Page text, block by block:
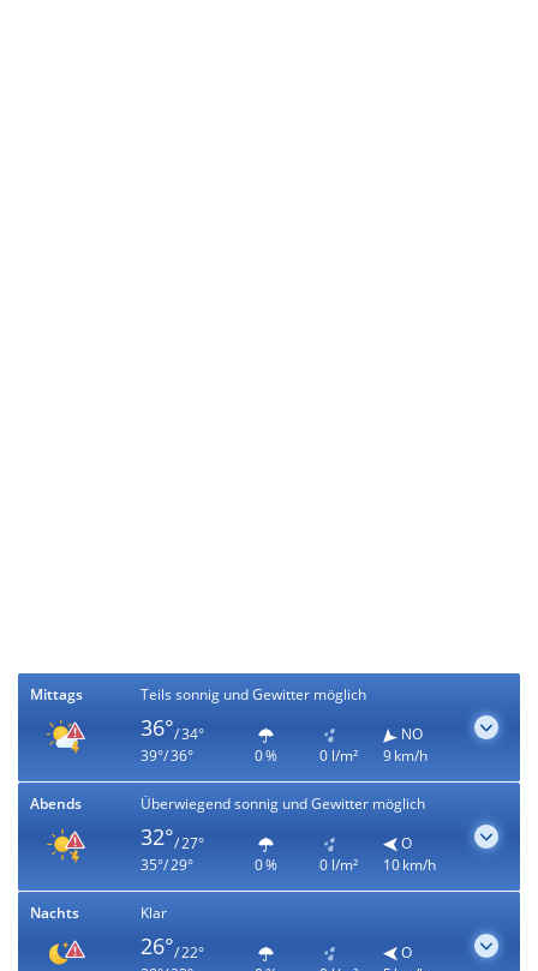
Mittags Teils sonnig und Gewitter möglich
36°/ 34°
39°/ 36°
0 % 0 l/m²
NO
9 km/h
Abends Überwiegend sonnig und Gewitter möglich
32°/ 27°
35°/ 29°
0 % 0 l/m²
O
10 km/h
Nachts Klar
26°/ 22°
O